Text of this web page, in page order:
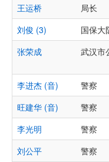
王运桥
局长
刘俊 (3)
国保大
张荣成
武汉市
李进杰 (音)
警察
旺建华 (音)
警察
李光明
警察
刘公平
警察